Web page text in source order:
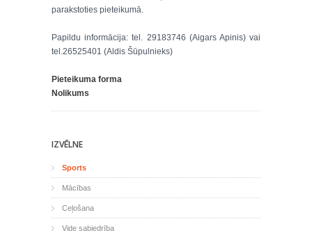
parakstoties pieteikumā.
Papildu informācija: tel. 29183746 (Aigars Apinis) vai
tel.26525401 (Aldis Šūpulnieks)
Pieteikuma forma
Nolikums
IZVĒLNE
Sports
Mācības
Ceļošana
Vide sabiedrība